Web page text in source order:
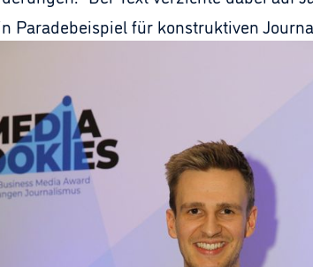
Paradebeispiel für konstruktiven